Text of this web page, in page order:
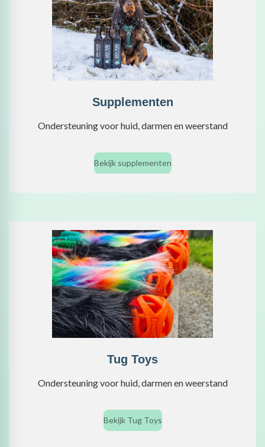
Supplementen
Ondersteuning voor huid, darmen en weerstand
Bekijk supplementen
Tug Toys
Ondersteuning voor huid, darmen en weerstand
Bekijk Tug Toys